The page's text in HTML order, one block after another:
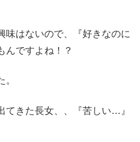
味はないので、『好きなのに
ですよね！？
てきた長女、、『苦しい…』